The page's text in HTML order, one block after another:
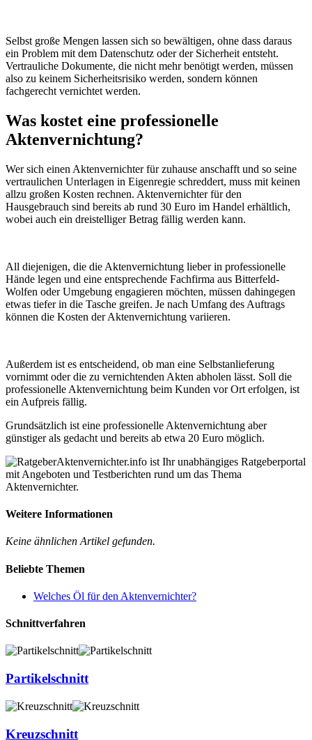
Selbst große Mengen lassen sich so bewältigen, ohne dass daraus
ein Problem mit dem Datenschutz oder der Sicherheit entsteht.
Vertrauliche Dokumente, die nicht mehr benötigt werden, müssen
also zu keinem Sicherheitsrisiko werden, sondern können
fachgerecht vernichtet werden.
Was kostet eine professionelle
Aktenvernichtung?
Wer sich einen Aktenvernichter für zuhause anschafft und so seine
vertraulichen Unterlagen in Eigenregie schreddert, muss mit keinen
allzu großen Kosten rechnen. Aktenvernichter für den
Hausgebrauch sind bereits ab rund 30 Euro im Handel erhältlich,
wobei auch ein dreistelliger Betrag fällig werden kann.
All diejenigen, die die Aktenvernichtung lieber in professionelle
Hände legen und eine entsprechende Fachfirma aus Bitterfeld-
Wolfen oder Umgebung engagieren möchten, müssen dahingegen
etwas tiefer in die Tasche greifen. Je nach Umfang des Auftrags
können die Kosten der Aktenvernichtung variieren.
Außerdem ist es entscheidend, ob man eine Selbstanlieferung
vornimmt oder die zu vernichtenden Akten abholen lässt. Soll die
professionelle Aktenvernichtung beim Kunden vor Ort erfolgen, ist
ein Aufpreis fällig.
Grundsätzlich ist eine professionelle Aktenvernichtung aber
günstiger als gedacht und bereits ab etwa 20 Euro möglich.
Aktenvernichter.info ist Ihr unabhängiges Ratgeberportal
mit Angeboten und Testberichten rund um das Thema
Aktenvernichter.
Weitere Informationen
Keine ähnlichen Artikel gefunden.
Beliebte Themen
Welches Öl für den Aktenvernichter?
Schnittverfahren
Partikelschnitt
Kreuzschnitt